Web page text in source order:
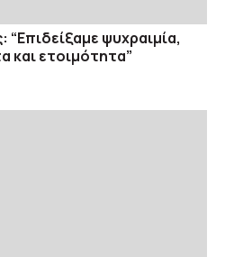
ψυχραιμία,
και ετοιμότητα”